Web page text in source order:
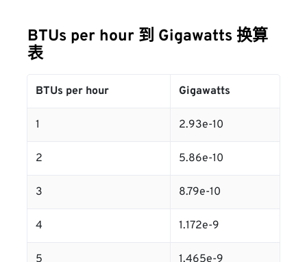
BTUs per hour 到 Gigawatts 换算
表
BTUs per hour Gigawatts
1 2.93e-10
2 5.86e-10
3 8.79e-10
4 1.172e-9
5 1.465e-9